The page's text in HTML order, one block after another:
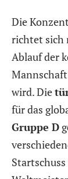
Die
richtet sich
Ablauf der
wird. Die
für das
Gruppe D